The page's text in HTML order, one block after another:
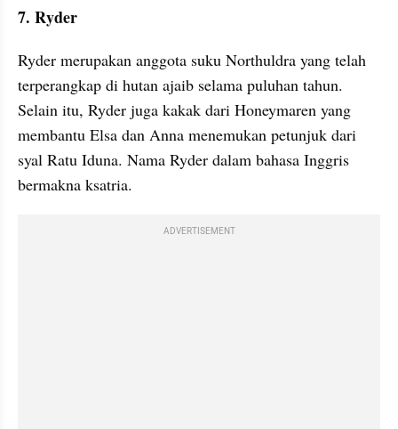
7. Ryder
Ryder merupakan anggota suku Northuldra yang telah
terperangkap di hutan ajaib selama puluhan tahun.
Selain itu, Ryder juga kakak dari Honeymaren yang
membantu Elsa dan Anna menemukan petunjuk dari
syal Ratu Iduna. Nama Ryder dalam bahasa Inggris
bermakna ksatria.
ADVERTISEMENT